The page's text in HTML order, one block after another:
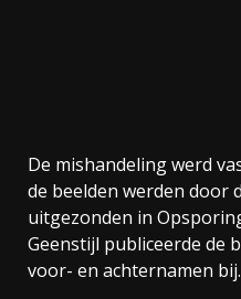
De mishandeling werd
de beelden werden door
uitgezonden in
Geenstijl publiceerde de
voor- en achternamen bij.